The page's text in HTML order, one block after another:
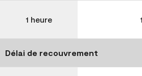
1 heure
Délai de recouvrement